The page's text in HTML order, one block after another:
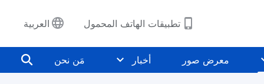
تطبيقات الهاتف المحمول العربية
معرض صور أخبار مَن نحن